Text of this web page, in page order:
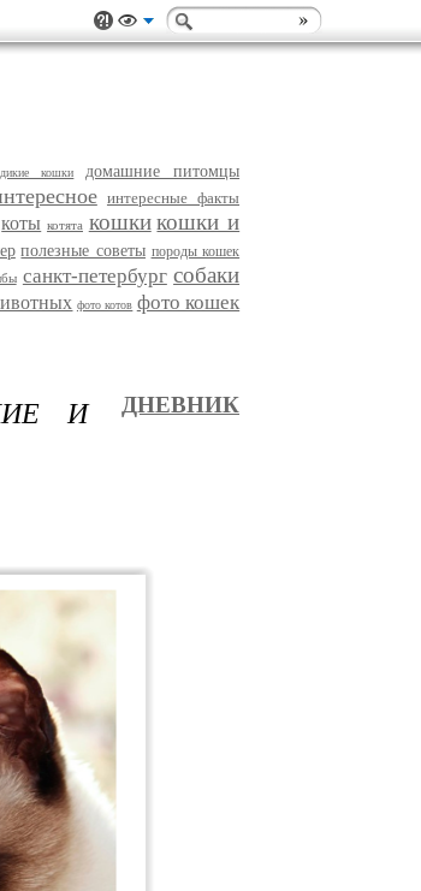
дикие кошки домашние питомцы
интересные факты
коты котята кошки кошки и
полезные советы породы кошек
санкт-петербург собаки
фото котов фото кошек
И
ДНЕВНИК